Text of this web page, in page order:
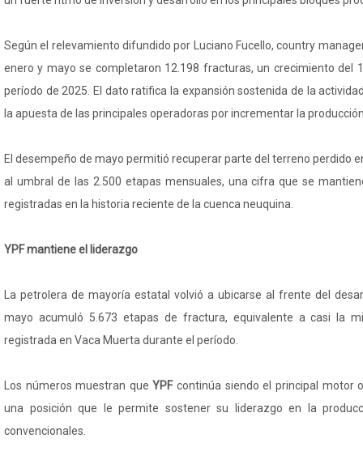
Según el relevamiento difundido por Luciano Fucello, country
enero y mayo se completaron 12.198 fracturas, un crecimiento del
período de 2025. El dato ratifica la expansión sostenida de la
la apuesta de las principales operadoras por incrementar la
El desempeño de mayo permitió recuperar parte del terreno perdido
al umbral de las 2.500 etapas mensuales, una cifra que se
registradas en la historia reciente de la cuenca neuquina.
YPF mantiene el liderazgo
La petrolera de mayoría estatal volvió a ubicarse al frente del
mayo acumuló 5.673 etapas de fractura, equivalente a casi la
registrada en Vaca Muerta durante el período.
Los números muestran queYPFcontinúa siendo el principal motor
una posición que le permite sostener su liderazgo en la
convencionales.